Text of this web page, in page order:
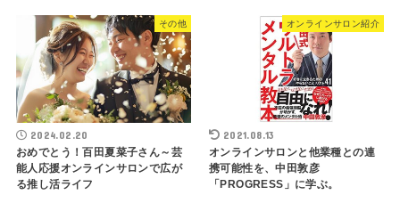
その他
2024.02.20
おめでとう！百田夏菜子さん～芸
能人応援オンラインサロンで広が
る推し活ライフ
オンラインサロン紹介
2021.08.13
オンラインサロンと他業種との連
携可能性を、中田敦彦
「PROGRESS」に学ぶ。